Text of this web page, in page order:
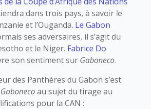
dans trois pays, à savoir le
et l’Ouganda. Le Gabon
ses adversaires, il s’agit du
et le Niger. Fabrice Do
son sentiment sur Gaboneco.
des Panthères du Gabon s’est
Gabonecoau sujet du tirage au
pour la CAN :